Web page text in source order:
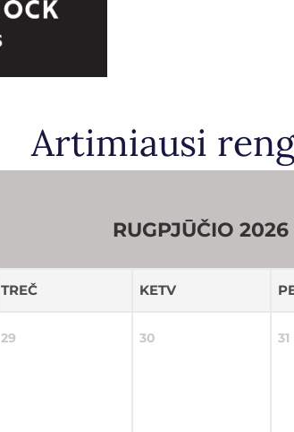
Artimiausi
RUGPJŪČIO 2026
TREČ KETV
29 30 31